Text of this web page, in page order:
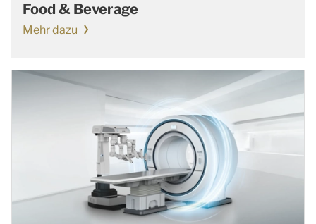
Food & Beverage
Mehr dazu